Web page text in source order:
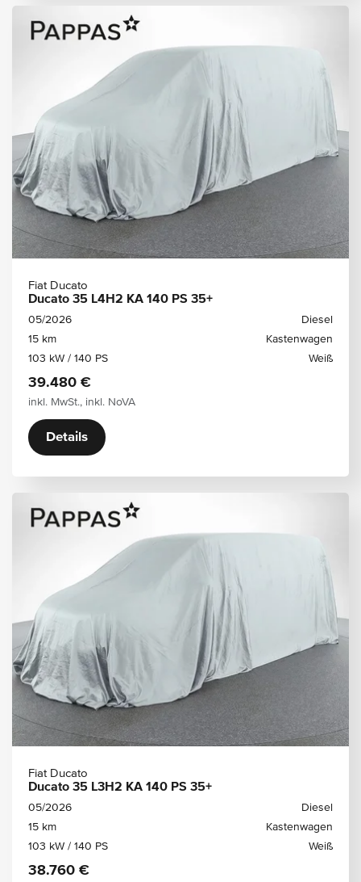
Fiat Ducato
Ducato 35 L4H2 KA 140 PS 35+
05/2026
Diesel
15 km
Kastenwagen
103 kW / 140 PS
Weiß
39.480 €
inkl. MwSt., inkl. NoVA
Details
Fiat Ducato
Ducato 35 L3H2 KA 140 PS 35+
05/2026
Diesel
15 km
Kastenwagen
103 kW / 140 PS
Weiß
38.760 €